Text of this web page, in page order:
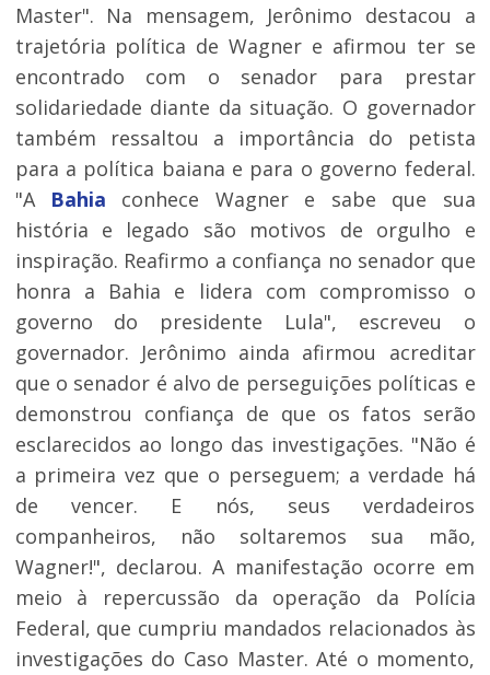
Master". Na mensagem, Jerônimo destacou a
trajetória política de Wagner e afirmou ter se
encontrado com o senador para prestar
solidariedade diante da situação. O governador
também ressaltou a importância do petista
para a política baiana e para o governo federal.
"A Bahia conhece Wagner e sabe que sua
história e legado são motivos de orgulho e
inspiração. Reafirmo a confiança no senador que
honra a Bahia e lidera com compromisso o
governo do presidente Lula", escreveu o
governador. Jerônimo ainda afirmou acreditar
que o senador é alvo de perseguições políticas e
demonstrou confiança de que os fatos serão
esclarecidos ao longo das investigações. "Não é
a primeira vez que o perseguem; a verdade há
de vencer. E nós, seus verdadeiros
companheiros, não soltaremos sua mão,
Wagner!", declarou. A manifestação ocorre em
meio à repercussão da operação da Polícia
Federal, que cumpriu mandados relacionados às
investigações do Caso Master. Até o momento,